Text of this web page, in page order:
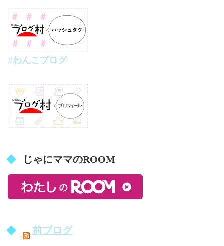
#わんこブログ
じゃにママのROOM
前ブログ